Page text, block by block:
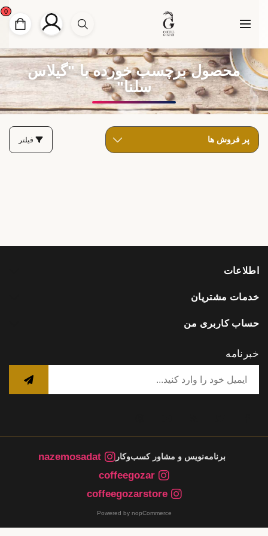
0
محصول برچسب خورده با "گیلاس
سلنا"
فیلتر
اطلاعات
خدمات مشتریان
حساب کاربری من
خبرنامه
برنامه‌نویس و مشاور کسب‌وکار
nazemosadat
coffeegozar
coffeegozarstore
Powered by nopCommerce